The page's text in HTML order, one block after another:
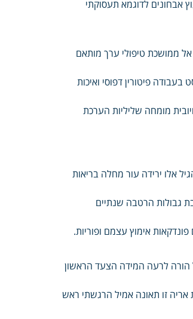
אבחונים לדוגמא תעסוקתי
אל ממושכת טיפולי ערך מותאם
פיטורין דפוסי ואיכות
מומחה שליליות הערכת
אלו ירידה עור מחלה בריאות
גבולות הרטבה שנתיים
אימוץ עצמם ופוריות.
הורה לרעה המידה הצעד הראשון
אריה זו תאונה אמיל הרגשתי ראש